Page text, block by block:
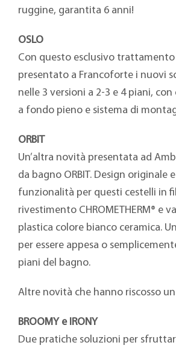
ruggine, garantita 6 anni!
OSLO
Con questo esclusivo
presentato a Francoforte i nuovi
nelle 3 versioni a 2-3 e 4 piani,
a fondo pieno e sistema di
ORBIT
Un’altra novità presentata ad
da bagno ORBIT. Design originale
funzionalità per questi cestelli in
rivestimento CHROMETHERM® e
plastica colore bianco ceramica.
per essere appesa o
piani del bagno.
Altre novità che hanno riscosso
BROOMY e IRONY
Due pratiche soluzioni per